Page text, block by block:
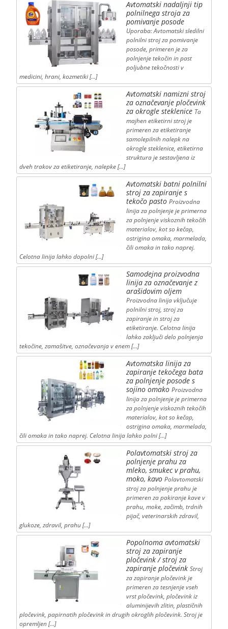
Avtomatski nadaljnji tip
polnilnega stroja za
pomivanje posode
Uporaba: Avtomatski sledilni
polnilni stroj za pomivanje
posode, primeren je za
polnjenje tekočin in past
poljubne tekočnosti v
medicini, hrani, kozmetiki […]
Avtomatski namizni stroj
za označevanje pločevink
za okrogle steklenice Ta
majhen etiketirni stroj je
primeren za etiketiranje
samolepilnih nalepk na
okrogle steklenice, etiketirna
struktura je sestavljena iz
dveh trakov za etiketiranje, nalepke […]
Avtomatski batni polnilni
stroj za zapiranje s
tekočo pasto Proizvodna
linija za polnjenje je primerna
za polnjenje viskoznih tekočih
materialov, kot so kečap,
ostrigina omaka, marmelada,
čili omaka in tako naprej.
Celotna linija lahko dopolni […]
Samodejna proizvodna
linija za označevanje z
arašidovim oljem
Proizvodna linija vključuje
polnilni stroj, stroj za
zapiranje in stroj za
etiketiranje. Celotna linija
lahko zaključi delo polnjenja
tekočine, zamašitve, označevanja v enem […]
Avtomatska linija za
zapiranje tekočega bata
za polnjenje posode s
sojino omako Proizvodna
linija za polnjenje je primerna
za polnjenje viskoznih tekočih
materialov, kot so kečap,
ostrigina omaka, marmelada,
čili omaka in tako naprej. Celotna linija lahko polni […]
Polavtomatski stroj za
polnjenje prahu za
mleko, smukec v prahu,
moko, kavo Polavtomatski
stroj za polnjenje prahu je
primeren za pakiranje kave v
prahu, moke, začimb, trdnih
pijač, veterinarskih zdravil,
glukoze, zdravil, prahu […]
Popolnoma avtomatski
stroj za zapiranje
pločevink / stroj za
zapiranje pločevink Stroj
za zapiranje pločevink je
primeren za tesnjenje vseh
vrst pločevink, pločevink iz
aluminijevih zlitin, plastičnih
pločevink, papirnatih pločevink in drugih okroglih pločevink. Stroj je
opremljen […]